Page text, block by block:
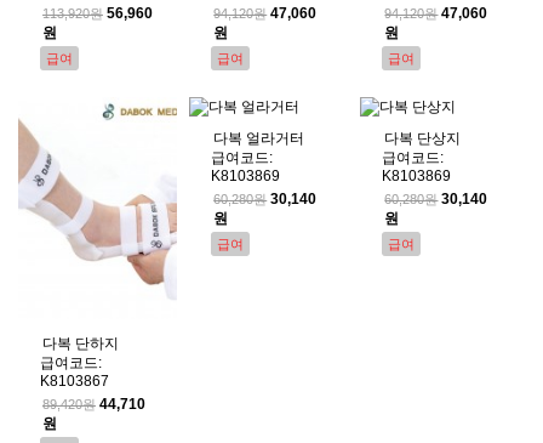
113,920원 56,960
원
급여
94,120원47,060
원
급여
94,120원47,060
원
급여
다복 단하지
급여코드:
K8103867
89,420원 44,710
원
다복 얼라거터
급여코드:
K8103869
60,280원30,140
원
급여
다복 단상지
급여코드:
K8103869
60,280원30,140
원
급여